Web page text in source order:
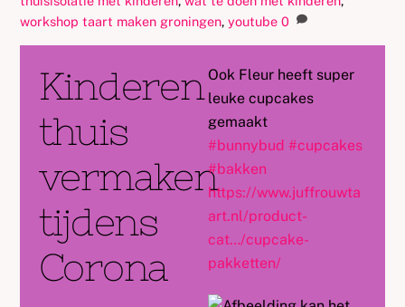
workshop taart maken groningen,youtube 0
Kinderen
thuis
vermaken
tijdens
Corona
Ook Fleur heeft super
leuke cupcakes
gemaakt
#bunnybud #cupcakes
#bakken
https://www.juffrouwta
art.nl/product-
cat…/cupcake-
pakketten/